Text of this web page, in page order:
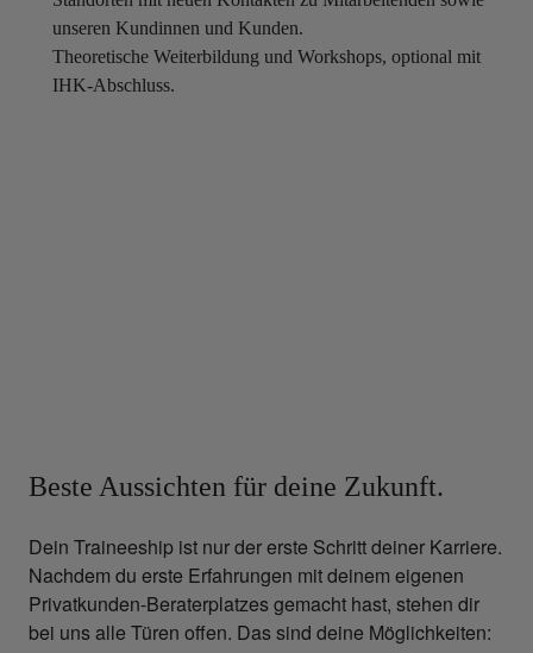
unseren Kundinnen und Kunden.
Theoretische Weiterbildung und Workshops, optional mit
IHK-Abschluss.
Beste Aussichten für deine Zukunft.
Dein Traineeship ist nur der erste Schritt deiner Karriere.
Nachdem du erste Erfahrungen mit deinem eigenen
Privatkunden-Beraterplatzes gemacht hast, stehen dir
bei uns alle Türen offen. Das sind deine Möglichkeiten: